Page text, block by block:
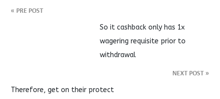
« PRE POST
So it cashback only has 1x
wagering requisite prior to
withdrawal
NEXT POST »
Therefore, get on their protect